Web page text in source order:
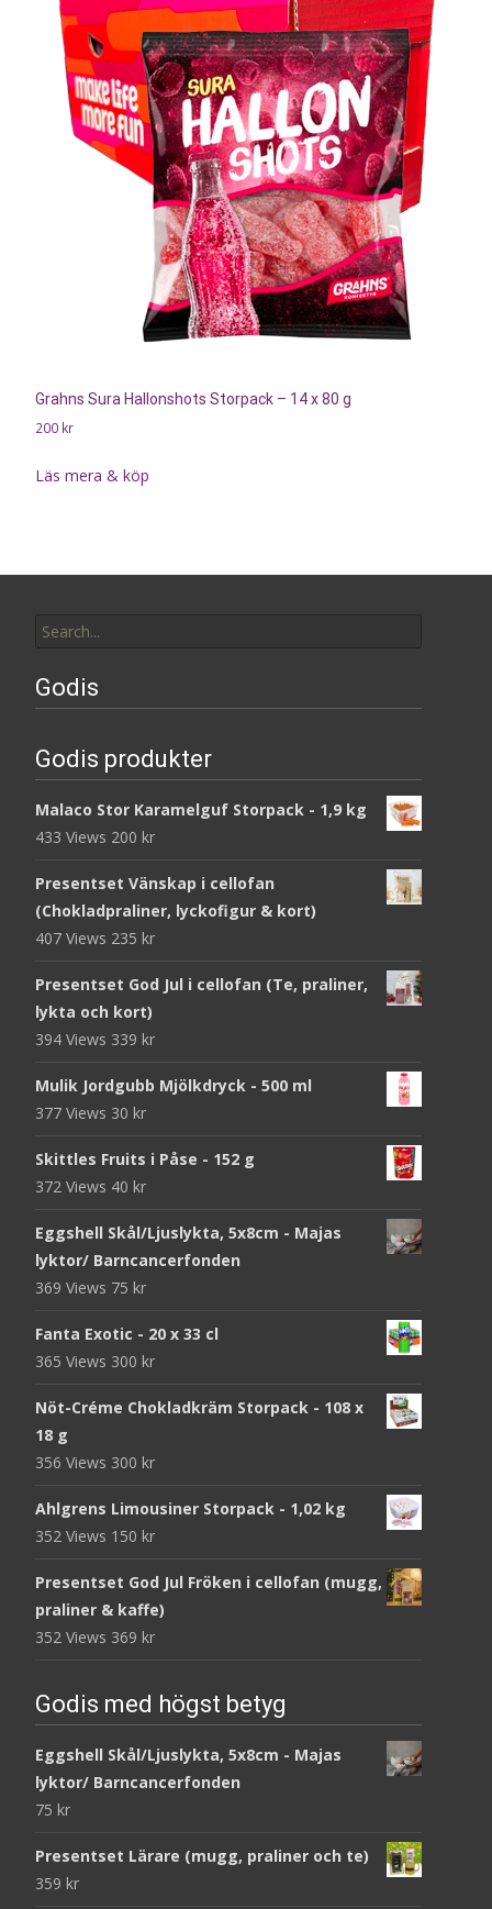
Grahns Sura Hallonshots Storpack – 14 x 80 g
200 kr
Läs mera & köp
for:
Godis
Godis produkter
Malaco Stor Karamelguf Storpack - 1,9 kg
433 Views 200 kr
Presentset Vänskap i cellofan
(Chokladpraliner, lyckofigur & kort)
407 Views 235 kr
Presentset God Jul i cellofan (Te, praliner,
lykta och kort)
394 Views 339 kr
Mulik Jordgubb Mjölkdryck - 500 ml
377 Views 30 kr
Skittles Fruits i Påse - 152 g
372 Views 40 kr
Eggshell Skål/Ljuslykta, 5x8cm - Majas
lyktor/ Barncancerfonden
369 Views 75 kr
Fanta Exotic - 20 x 33 cl
365 Views 300 kr
Nöt-Créme Chokladkräm Storpack - 108 x
18 g
356 Views 300 kr
Ahlgrens Limousiner Storpack - 1,02 kg
352 Views 150 kr
Presentset God Jul Fröken i cellofan (mugg,
praliner & kaffe)
352 Views 369 kr
Godis med högst betyg
Eggshell Skål/Ljuslykta, 5x8cm - Majas
lyktor/ Barncancerfonden
75 kr
Presentset Lärare (mugg, praliner och te)
359 kr